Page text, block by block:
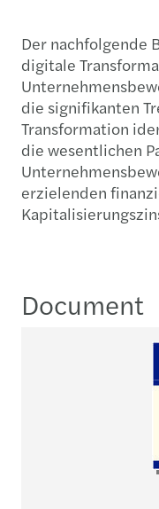
Der nachfolgende
digitale
die signifikanten
Transformation
die wesentlichen
erzielenden
Document